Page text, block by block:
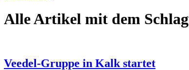
Alle Artikel mit dem
Veedel-Gruppe in Kalk startet